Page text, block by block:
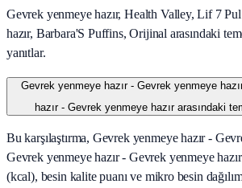
Gevrek yenmeye hazır, Health Valley, Lif 7
hazır, Barbara'S Puffins, Orijinal arasındaki
yanıtlar.
Gevrek yenmeye hazır - Gevrek yenmeye
hazır - Gevrek yenmeye hazır arasındaki
Bu karşılaştırma, Gevrek yenmeye hazır -
Gevrek yenmeye hazır - Gevrek yenmeye
(kcal), besin kalite puanı ve mikro besin